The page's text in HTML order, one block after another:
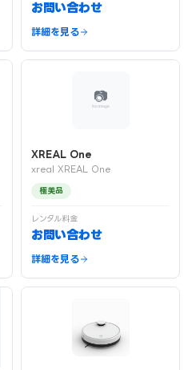
お問い合わせ
詳細を見る
XREAL One
xreal XREAL One
極美品
レンタル料金
お問い合わせ
詳細を見る